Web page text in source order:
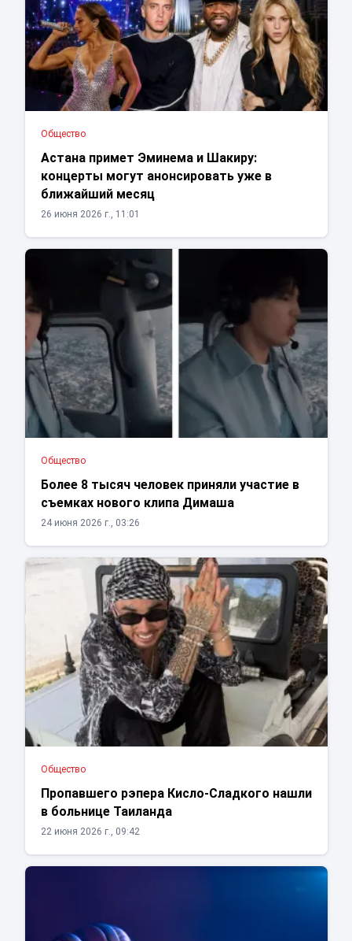
Общество
Астана примет Эминема и Шакиру:
концерты могут анонсировать уже в
ближайший месяц
26 июня 2026 г., 11:01
Общество
Более 8 тысяч человек приняли участие в
съемках нового клипа Димаша
24 июня 2026 г., 03:26
Общество
Пропавшего рэпера Кисло-Сладкого нашли
в больнице Таиланда
22 июня 2026 г., 09:42